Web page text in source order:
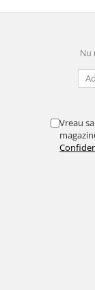
Nu
Vreau